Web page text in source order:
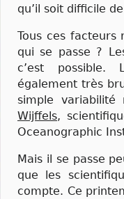
qu’il soit difficile
Tous ces facteurs
qui se passe ?
c’est possible.
également très
simple
Wijffels,
Oceanographic
Mais il se passe
que les
compte. Ce